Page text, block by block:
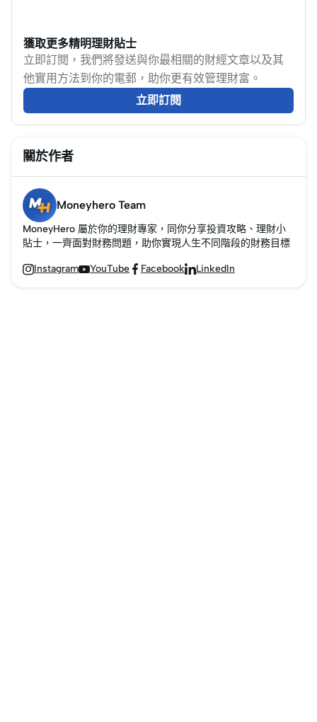
稅日期與主要繳款渠
道，亦會說明無力交
稅、評稅有誤及遲交稅
時應如何處理。
獲取更多精明理財貼士
立即訂閱，我們將發送與你最相關的財經文章以及其
他實用方法到你的電郵，助你更有效管理財富。
立即訂閱
關於作者
Moneyhero Team
MoneyHero 屬於你的理財專家，同你分享投資攻略、理財小
貼士，一齊面對財務問題，助你實現人生不同階段的財務目標
InstagramYouTube  FacebookLinkedIn